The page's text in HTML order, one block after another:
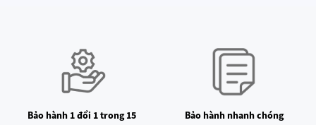
Bảo hành 1 đổi 1 trong 15
Bảo hành nhanh chóng